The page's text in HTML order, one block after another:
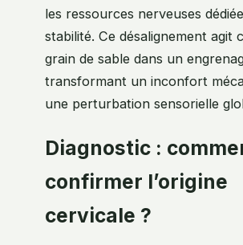
les ressources nerveuses
stabilité. Ce désalignement agit
grain de sable dans un
transformant un inconfort
une perturbation sensorielle
Diagnostic :
confirmer l’origine
cervicale ?